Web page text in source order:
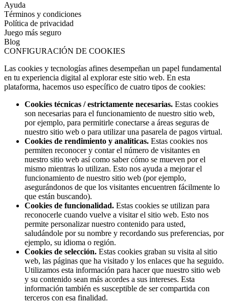
Ayuda
Términos y condiciones
Política de privacidad
Juego más seguro
Blog
CONFIGURACIÓN DE COOKIES
Las cookies y tecnologías afines desempeñan un papel fundamental
en tu experiencia digital al explorar este sitio web. En esta
plataforma, hacemos uso específico de cuatro tipos de cookies:
Cookies técnicas / estrictamente necesarias. Estas cookies
son necesarias para el funcionamiento de nuestro sitio web,
por ejemplo, para permitirle conectarse a áreas seguras de
nuestro sitio web o para utilizar una pasarela de pagos virtual.
Cookies de rendimiento y analíticas. Estas cookies nos
permiten reconocer y contar el número de visitantes en
nuestro sitio web así como saber cómo se mueven por el
mismo mientras lo utilizan. Esto nos ayuda a mejorar el
funcionamiento de nuestro sitio web (por ejemplo,
asegurándonos de que los visitantes encuentren fácilmente lo
que están buscando).
Cookies de funcionalidad. Estas cookies se utilizan para
reconocerle cuando vuelve a visitar el sitio web. Esto nos
permite personalizar nuestro contenido para usted,
saludándole por su nombre y recordando sus preferencias, por
ejemplo, su idioma o región.
Cookies de selección. Estas cookies graban su visita al sitio
web, las páginas que ha visitado y los enlaces que ha seguido.
Utilizamos esta información para hacer que nuestro sitio web
y su contenido sean más acordes a sus intereses. Esta
información también es susceptible de ser compartida con
terceros con esa finalidad.